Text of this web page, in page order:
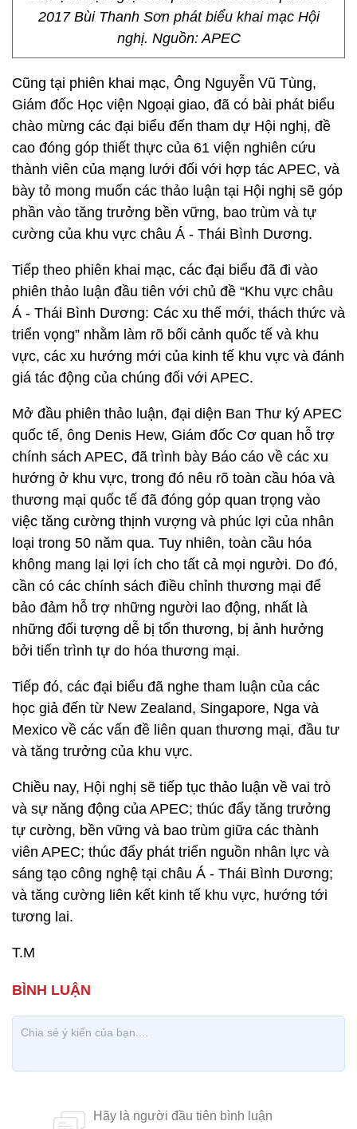
2017 Bùi Thanh Sơn phát biểu khai mạc Hội
nghị. Nguồn: APEC
Cũng tại phiên khai mạc, Ông Nguyễn Vũ Tùng,
Giám đốc Học viện Ngoại giao, đã có bài phát biểu
chào mừng các đại biểu đến tham dự Hội nghị, đề
cao đóng góp thiết thực của 61 viện nghiên cứu
thành viên của mạng lưới đối với hợp tác APEC, và
bày tỏ mong muốn các thảo luận tại Hội nghị sẽ góp
phần vào tăng trưởng bền vững, bao trùm và tự
cường của khu vực châu Á - Thái Bình Dương.
Tiếp theo phiên khai mạc, các đại biểu đã đi vào
phiên thảo luận đầu tiên với chủ đề “Khu vực châu
Á - Thái Bình Dương: Các xu thế mới, thách thức và
triển vọng” nhằm làm rõ bối cảnh quốc tế và khu
vực, các xu hướng mới của kinh tế khu vực và đánh
giá tác động của chúng đối với APEC.
Mở đầu phiên thảo luận, đại diện Ban Thư ký APEC
quốc tế, ông Denis Hew, Giám đốc Cơ quan hỗ trợ
chính sách APEC, đã trình bày Báo cáo về các xu
hướng ở khu vực, trong đó nêu rõ toàn cầu hóa và
thương mại quốc tế đã đóng góp quan trọng vào
việc tăng cường thịnh vượng và phúc lợi của nhân
loại trong 50 năm qua. Tuy nhiên, toàn cầu hóa
không mang lại lợi ích cho tất cả mọi người. Do đó,
cần có các chính sách điều chỉnh thương mại để
bảo đảm hỗ trợ những người lao động, nhất là
những đối tượng dễ bị tổn thương, bị ảnh hưởng
bởi tiến trình tự do hóa thương mại.
Tiếp đó, các đại biểu đã nghe tham luận của các
học giả đến từ New Zealand, Singapore, Nga và
Mexico về các vấn đề liên quan thương mại, đầu tư
và tăng trưởng của khu vực.
Chiều nay, Hội nghị sẽ tiếp tục thảo luận về vai trò
và sự năng động của APEC; thúc đẩy tăng trưởng
tự cường, bền vững và bao trùm giữa các thành
viên APEC; thúc đẩy phát triển nguồn nhân lực và
sáng tạo công nghệ tại châu Á - Thái Bình Dương;
và tăng cường liên kết kinh tế khu vực, hướng tới
tương lai.
T.M